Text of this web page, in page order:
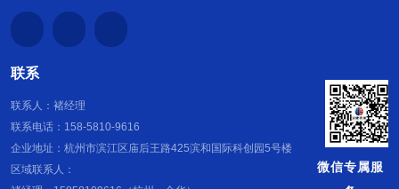
联系
联系人：褚经理
联系电话：158-5810-9616
企业地址：杭州市滨江区庙后王路425滨和国际科创园5号楼
区域联系人：
微信专属服